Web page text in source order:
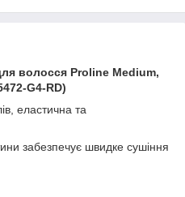
волосся Proline Medium,
G4-RD)
еластична та
забезпечує швидке сушіння